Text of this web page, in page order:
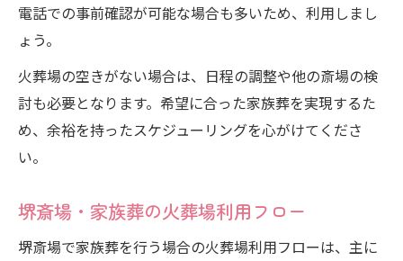
電話での事前確認が可能な場合も多いため、利用しまし
ょう。
火葬場の空きがない場合は、日程の調整や他の斎場の検
討も必要となります。希望に合った家族葬を実現するた
め、余裕を持ったスケジューリングを心がけてくださ
い。
堺斎場・家族葬の火葬場利用フロー
堺斎場で家族葬を行う場合の火葬場利用フローは、主に